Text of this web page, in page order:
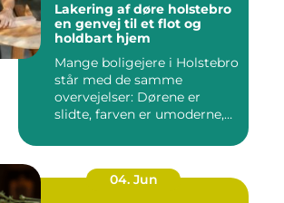
Lakering af døre holstebro
en genvej til et flot og
holdbart hjem
Mange boligejere i Holstebro
står med de samme
overvejelser: Dørene er
slidte, farven er umoderne,
04. Jun